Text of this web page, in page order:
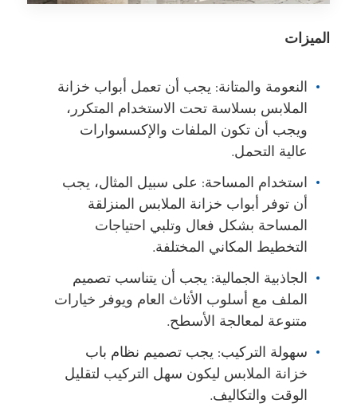
الميزات
النعومة والمتانة: يجب أن تعمل أبواب خزانة
الملابس بسلاسة تحت الاستخدام المتكرر،
ويجب أن تكون الملفات والإكسسوارات
عالية التحمل.
استخدام المساحة: على سبيل المثال، يجب
أن توفر أبواب خزانة الملابس المنزلقة
المساحة بشكل فعال وتلبي احتياجات
التخطيط المكاني المختلفة.
الجاذبية الجمالية: يجب أن يتناسب تصميم
الملف مع أسلوب الأثاث العام ويوفر خيارات
متنوعة لمعالجة الأسطح.
سهولة التركيب: يجب تصميم نظام باب
خزانة الملابس ليكون سهل التركيب لتقليل
الوقت والتكاليف.